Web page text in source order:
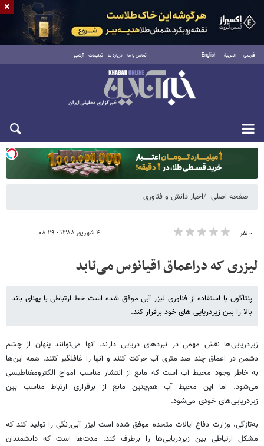
فارسی العربية English تماس با ما درباره ما تبلیغات آرشیو
یکشنبه ۱۸ مرداد ۱۴۰۵
صفحه اصلی اخبار دانش و فناوری
۰ نفر ۴ شهریور ۱۳۸۸ - ۰۸:۲۹
لیزری که دراعماق اقیانوس می‌تابد
پنتاگون با استفاده از فناوری لیزر آبی موفق شده است خط ارتباطی با پهنای باند
بالا را بین زیردریایی های خود برقرار کند.
زیردریایی‌ها نقش مهمی در نبردهای دریایی دارند. آنها می‌توانند پنهان از چشم
دشمن در اعماق چند صد متری آب حرکت کنند و آنها را غافلگیر کنند. همه این‌ها
به خاطر وجود محیط آب است که مانع از انتشار مناسب امواج الکترومغناطیسی
می‌شود. اما این محیط آب هم‌چنین مانع از برقراری ارتباط مناسب بین
زیردریایی‌های خودی می‌شود.
به‌تازگی، وزارت دفاع ایالات متحده موفق شده است لیزر آبی‌رنگی را تولید کند که
مشکل ارتباطی بین زیردریایی‌ها را برطرف کند. مدت‌ها است که دانشمندان
×